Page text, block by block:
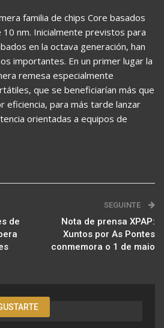
familia de chips Core basados
nm. Inicialmente previstos para
en la octava generación, han
importantes. En un primer lugar la
remesa especialmente
que se beneficiarían más que
eficiencia, para más tarde lanzar
orientadas a equipos de
de
SEGUINTE
Nota de prensa XPAP:
Xuntos por As Pontes
conmemora o 1 de maio